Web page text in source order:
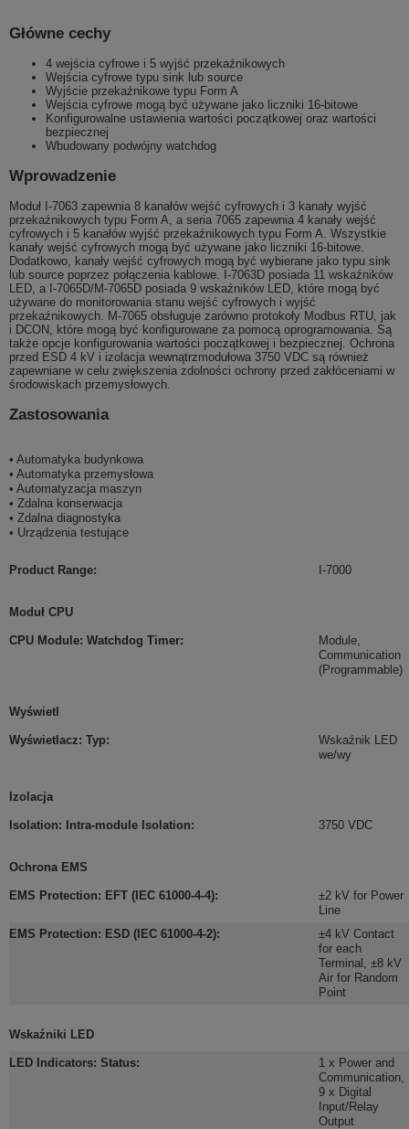
Główne cechy
4 wejścia cyfrowe i 5 wyjść przekaźnikowych
Wejścia cyfrowe typu sink lub source
Wyjście przekaźnikowe typu Form A
Wejścia cyfrowe mogą być używane jako liczniki 16-bitowe
Konfigurowalne ustawienia wartości początkowej oraz wartości
bezpiecznej
Wbudowany podwójny watchdog
Wprowadzenie
Moduł I-7063 zapewnia 8 kanałów wejść cyfrowych i 3 kanały wyjść
przekaźnikowych typu Form A, a seria 7065 zapewnia 4 kanały wejść
cyfrowych i 5 kanałów wyjść przekaźnikowych typu Form A. Wszystkie
kanały wejść cyfrowych mogą być używane jako liczniki 16-bitowe.
Dodatkowo, kanały wejść cyfrowych mogą być wybierane jako typu sink
lub source poprzez połączenia kablowe. I-7063D posiada 11 wskaźników
LED, a I-7065D/M-7065D posiada 9 wskaźników LED, które mogą być
używane do monitorowania stanu wejść cyfrowych i wyjść
przekaźnikowych. M-7065 obsługuje zarówno protokoły Modbus RTU, jak
i DCON, które mogą być konfigurowane za pomocą oprogramowania. Są
także opcje konfigurowania wartości początkowej i bezpiecznej. Ochrona
przed ESD 4 kV i izolacja wewnątrzmodułowa 3750 VDC są również
zapewniane w celu zwiększenia zdolności ochrony przed zakłóceniami w
środowiskach przemysłowych.
Zastosowania
• Automatyka budynkowa
• Automatyka przemysłowa
• Automatyzacja maszyn
• Zdalna konserwacja
• Zdalna diagnostyka
• Urządzenia testujące
Product Range: I-7000
Moduł CPU
CPU Module: Watchdog Timer:
Module,
Communication
(Programmable)
Wyświetl
Wyświetlacz: Typ:
Wskaźnik LED
we/wy
Izolacja
Isolation: Intra-module Isolation: 3750 VDC
Ochrona EMS
EMS Protection: EFT (IEC 61000-4-4):
±2 kV for Power
Line
EMS Protection: ESD (IEC 61000-4-2):
±4 kV Contact
for each
Terminal , ±8 kV
Air for Random
Point
Wskaźniki LED
LED Indicators: Status:
1 x Power and
Communication,
9 x Digital
Input/Relay
Output